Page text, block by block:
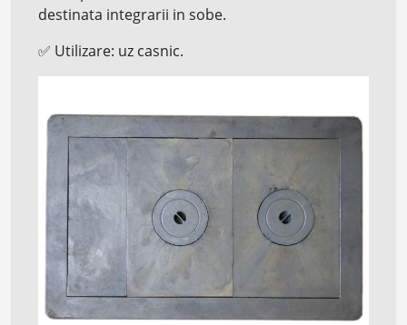
destinata integrarii in sobe.
✅ Utilizare: uz casnic.